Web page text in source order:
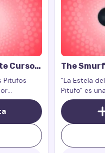
Cursor
Pitufos
del ratón
The
Cursor
"La Estela
Pitufo" es
carismática
añade una
ratón,
páginas web.